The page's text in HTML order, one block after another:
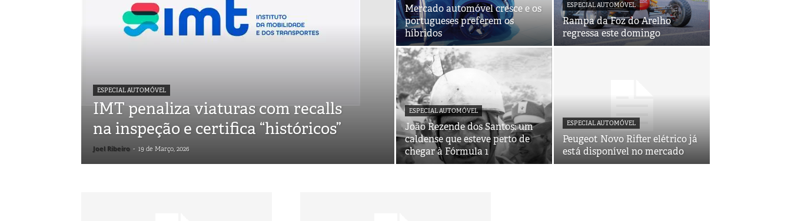
ESPECIAL AUTOMÓVEL
IMT penaliza viaturas com recalls
na inspeção e certifica “históricos”
Joel Ribeiro - 19 de Março, 2026
Mercado automóvel cresce e os
portugueses preferem os
híbridos
ESPECIAL AUTOMÓVEL
Rampa da Foz do Arelho
regressa este domingo
ESPECIAL AUTOMÓVEL
João Rezende dos Santos: um
caldense que esteve perto de
chegar à Fórmula 1
ESPECIAL AUTOMÓVEL
Peugeot Novo Rifter elétrico já
está disponível no mercado